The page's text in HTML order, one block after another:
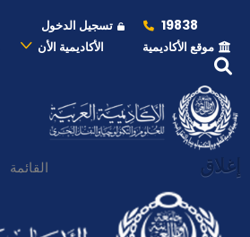
19838 تسجيل الدخول
موقع الأكاديمية
الأكاديمية الأن
إغلاق القائمة